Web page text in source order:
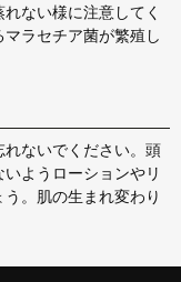
ない様に注意してく
ラセチア菌が繁殖し
れないでください。頭
ようローションやリ
。肌の生まれ変わり